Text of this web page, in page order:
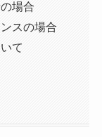
場合
スの場合
て